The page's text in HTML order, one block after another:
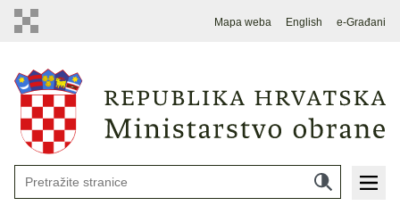
Mapa weba English e-Građani